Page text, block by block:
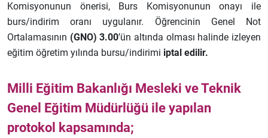
Komisyonunun önerisi, Burs Komisyonunun onayı ile
burs/indirim oranı uygulanır. Öğrencinin Genel Not
Ortalamasının (GNO) 3.00’ün altında olması halinde izleyen
eğitim öğretim yılında bursu/indirimi iptal edilir.
Milli Eğitim Bakanlığı Mesleki ve Teknik
Genel Eğitim Müdürlüğü ile yapılan
protokol kapsamında;